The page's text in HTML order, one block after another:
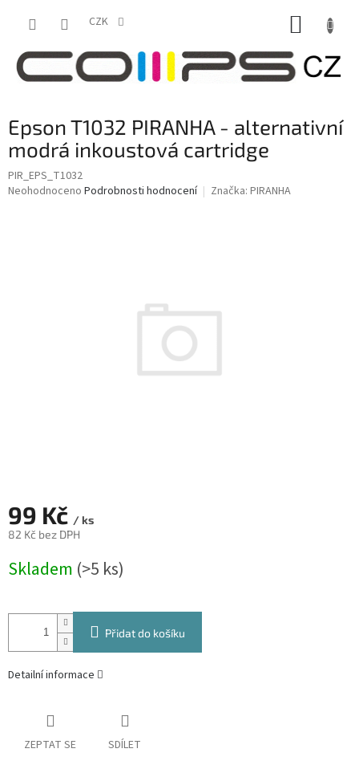
CZK
Epson T1032 PIRANHA - alternativní
modrá inkoustová cartridge
PIR_EPS_T1032
Průměrné
Neohodnoceno Podrobnosti hodnocení Značka: PIRANHA
99 Kč / ks
82 Kč bez DPH
cena:
Skladem (>5 ks)
Přidat do košíku
Detailní informace
ZEPTAT SE SDÍLET